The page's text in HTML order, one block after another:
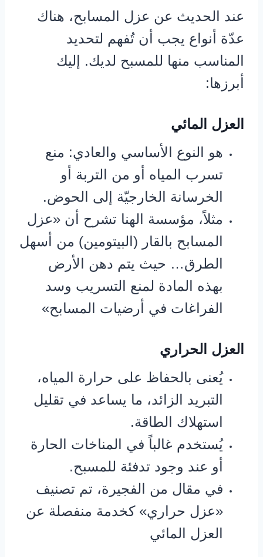
عند الحديث عن عزل المسابح، هناك
عدّة أنواع يجب أن تُفهم لتحديد
المناسب منها للمسبح لديك. إليك
أبرزها:
العزل المائي
هو النوع الأساسي والعادي: منع
تسرب المياه أو من التربة أو
الخرسانة الخارجيّة إلى الحوض.
مثلاً، مؤسسة الهنا تشرح أن «عزل
المسابح بالقار (البيتومين) من أسهل
الطرق… حيث يتم دهن الأرض
بهذه المادة لمنع التسريب وسد
الفراغات في أرضيات المسابح»
العزل الحراري
يُعنى بالحفاظ على حرارة المياه،
التبريد الزائد، ما يساعد في تقليل
استهلاك الطاقة.
يُستخدم غالباً في المناخات الحارة
أو عند وجود تدفئة للمسبح.
في مقال من الفجيرة، تم تصنيف
«عزل حراري» كخدمة منفصلة عن
العزل المائي